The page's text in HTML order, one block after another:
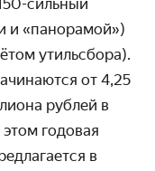
сильный
и «панорамой»)
утильсбора).
от 4,25
рублей в
годовая
в